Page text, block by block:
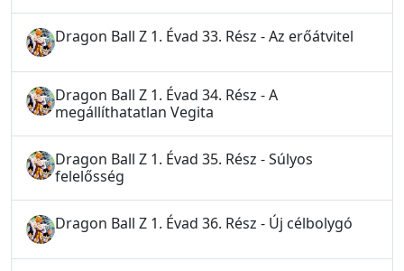
Dragon Ball Z 1. Évad 33. Rész - Az erőátvitel
Dragon Ball Z 1. Évad 34. Rész - A
megállíthatatlan Vegita
Dragon Ball Z 1. Évad 35. Rész - Súlyos
felelősség
Dragon Ball Z 1. Évad 36. Rész - Új célbolygó